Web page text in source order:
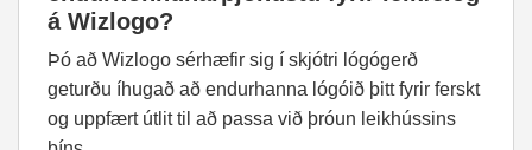
á Wizlogo?
Þó að Wizlogo sérhæfir sig í skjótri lógógerð
geturðu íhugað að endurhanna lógóið þitt fyrir ferskt
og uppfært útlit til að passa við þróun leikhússins